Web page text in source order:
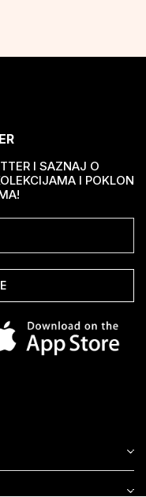
I SAZNAJ O
I POKLON